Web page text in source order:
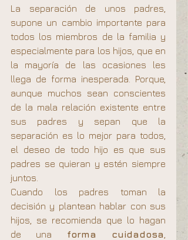
La separación de unos padres,
supone un cambio importante para
todos los miembros de la familia y
especialmente para los hijos, que en
la mayoría de las ocasiones les
llega de forma inesperada. Porque,
aunque muchos sean conscientes
de la mala relación existente entre
sus padres y sepan que la
separación es lo mejor para todos,
el deseo de todo hijo es que sus
padres se quieran y estén siempre
juntos.
Cuando los padres toman la
decisión y plantean hablar con sus
hijos, se recomienda que lo hagan
de una forma cuidadosa